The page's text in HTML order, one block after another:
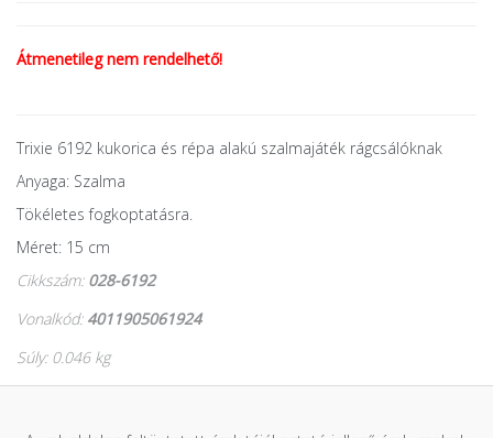
Átmenetileg nem rendelhető!
Trixie 6192 kukorica és répa alakú szalmajáték rágcsálóknak
Anyaga: Szalma
Tökéletes fogkoptatásra.
Méret: 15 cm
Cikkszám: 028-6192
Vonalkód: 4011905061924
Súly: 0.046 kg